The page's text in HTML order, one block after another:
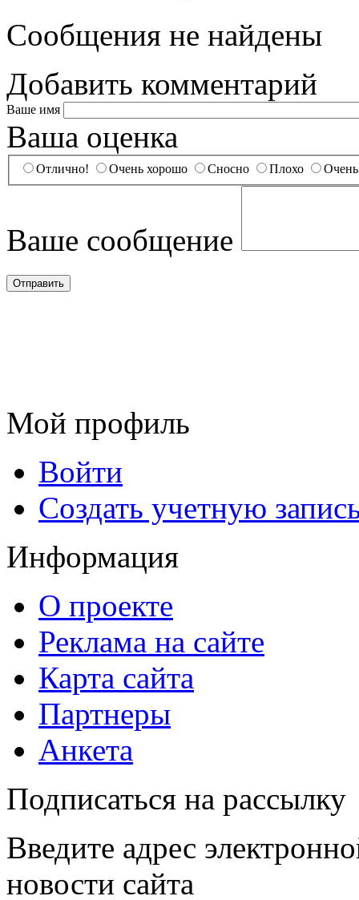
Сообщения не найдены
Добавить комментарий
Ваше имя
Ваша оценка
Отлично! Очень хорошо Сносно Плохо
Ваше сообщение
Мой профиль
Войти
Создать учетную
Информация
О проекте
Реклама на сайте
Карта сайта
Партнеры
Анкета
Подписаться на рассылку
Введите адрес
новости сайта